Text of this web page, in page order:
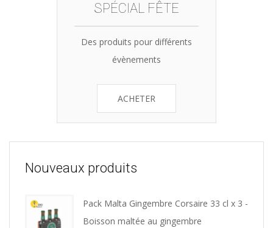
SPÉCIAL FÊTE
Des produits pour différents
évènements
ACHETER
Nouveaux produits
Pack Malta Gingembre Corsaire 33 cl x 3 -
Boisson maltée au gingembre